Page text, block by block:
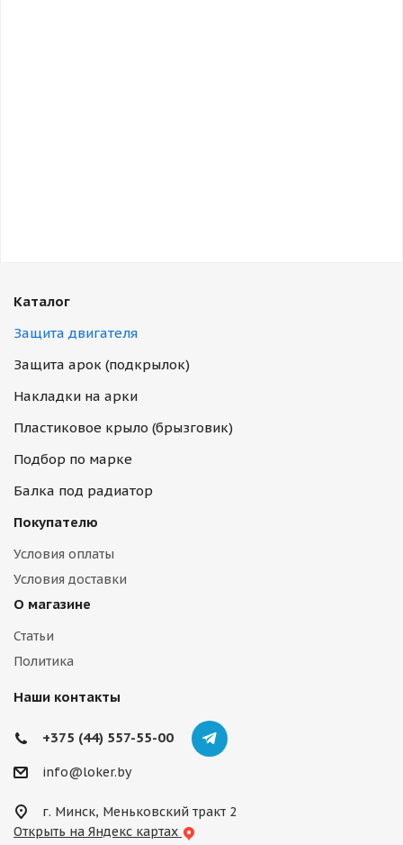
Каталог
Защита двигателя
Защита арок (подкрылок)
Накладки на арки
Пластиковое крыло (брызговик)
Подбор по марке
Балка под радиатор
Покупателю
Условия оплаты
Условия доставки
О магазине
Статьи
Политика
Наши контакты
+375 (44) 557-55-00
info@loker.by
г. Минск, Меньковский тракт 2
Открыть на Яндекс картах